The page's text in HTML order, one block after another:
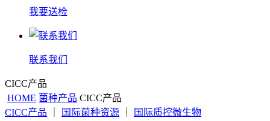
我要送检
联系我们
CICC产品
HOME 菌种产品 CICC产品
CICC产品
国际菌种资源
国际质控微生物